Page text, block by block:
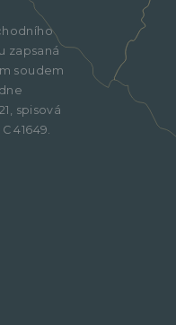
zapsaná
soudem
spisová
41649.